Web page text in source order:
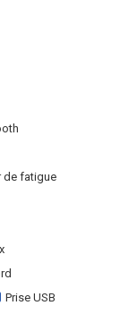
de fatigue
Prise USB